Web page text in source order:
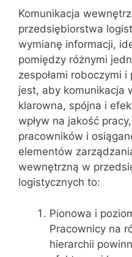
Komunikacja
przedsiębiorstwa
wymianę informacji,
pomiędzy różnymi
zespołami roboczymi
jest, aby komunikacja
klarowna, spójna i
wpływ na jakość
pracowników i
elementów
wewnętrzną w
logistycznych to:
Pionowa i
Pracownicy na
hierarchii